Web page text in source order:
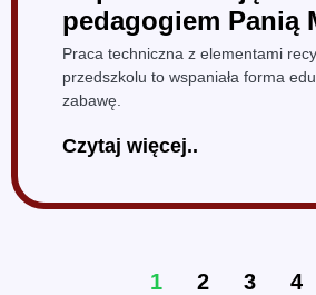
pedagogiem Panią
Praca techniczna z elementami
przedszkolu to wspaniała forma
zabawę.
Czytaj więcej..
1 2 3 4